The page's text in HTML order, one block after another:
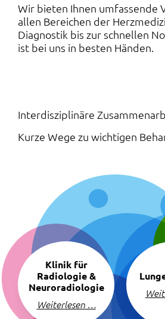
Wir bieten Ihnen umfassende
allen Bereichen der
Diagnostik bis zur schnellen
ist bei uns in besten Händen.
Interdisziplinäre
:Kurze Wege zu wichtigen
Navigation
überspringen
Klinik für
Radiologie &
Neuroradiologie
Weiterlesen …